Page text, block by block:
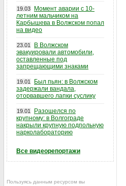
19.03
Момент аварии с 10-
летним мальчиком на
Карбышева в Волжском попал
на видео
23.01
В Волжском
эвакуировали автомобили,
оставленные под
запрещающими знаками
19.01
Был пьян: в Волжском
задержали вандала,
оторвавшего лапки суслику
19.01
Разошелся по
крупному: в Волгограде
накрыли крупную подпольную
нарколабораторию
Все видеорепортажи
Пользуясь данным ресурсом вы